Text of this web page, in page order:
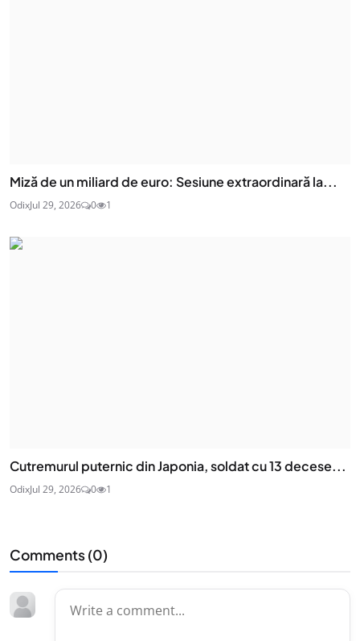
Miză de un miliard de euro: Sesiune extraordinară la...
OdixJul 29, 2026 0 1
Cutremurul puternic din Japonia, soldat cu 13 decese...
OdixJul 29, 2026 0 1
Comments (0)